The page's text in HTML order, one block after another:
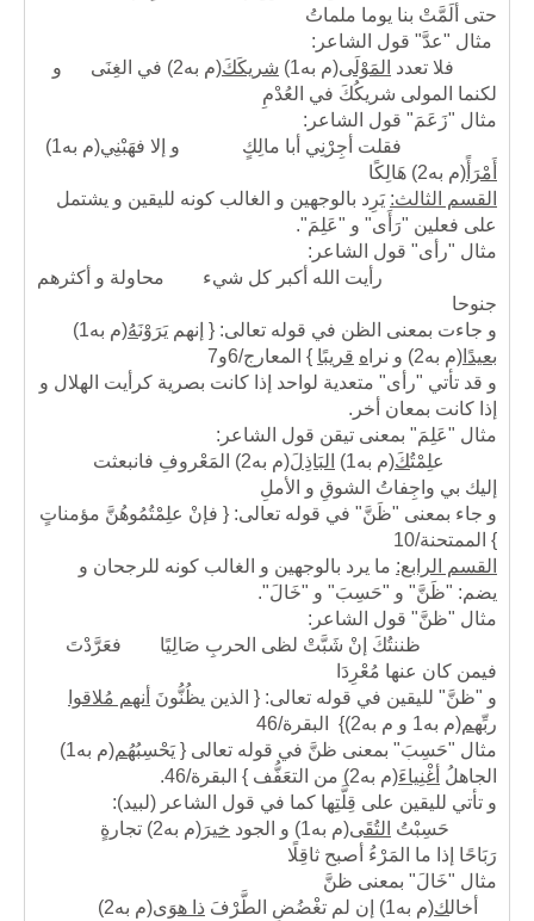
حتى ألَمَّتْ بنا يوما ملماتُ
مثال "عدَّ" قول الشاعر:
فلا تعدد المَوْلَى(م به1) شريكَكَ(م به2)
في الغِنَى و
لكنما المولى شريكُكَ في العُدْمِ
مثال "زَعَمَ" قول الشاعر:
فقلت أجِرْنِي أبا مالِكٍ و إلا فهَبْنِي(م به1)
أَمْرَأً (م به2)
هَالِكًا
القسم الثالث: يَرِد بالوجهين و الغالب كونه لليقين و يشتمل
على فعلين "رَأَى" و "عَلِمَ".
مثال "رأى" قول الشاعر:
رأيت الله أكبر كل شيء محاولة و أكثرهم
جنوحا
و جاءت بمعنى الظن في قوله تعالى: { إنهم يَرَوْنَهُ(م به1)
بعيدًا (م به2) و نرا ه قريبًا } المعارج/6و7
و قد تأتي "رأى" متعدية لواحد إذا كانت بصرية كرأيت الهلال و
إذا كانت بمعان أخر.
مثال "عَلِمَ" بمعنى تيقن قول الشاعر:
علِمْتُكَ(م به1) البَاذِلَ(م به2)
المَعْروفِ فانبعثت
إليك بي واجِفاتُ الشوقِ و الأملِ
و جاء بمعنى "ظَنَّ" في قوله تعالى: { فإنْ علِمْتُمُوهُنَّ مؤمناتٍ
} الممتحنة/10
القسم الرابع: ما يرد بالوجهين و الغالب كونه للرجحان و
يضم: "ظَنَّ" و "حَسِبَ" و "خَالَ".
مثال "ظنَّ" قول الشاعر:
ظننتُكَ إنْ شَبَّتْ لظى الحربِ صَالِيًا فعَرَّدْتَ
فيمن كان عنها مُعْرِدَا
و "ظنَّ" لليقين في قوله تعالى: { الذين يظُنُّونَ أنهم مُلاقوا
ربِّهم(م به1 و م به2)
} البقرة/46
مثال "حَسِبَ" بمعنى ظنَّ في قوله تعالى { يَحْسِبُهُم(م به1)
الجاهلُ أغْنِياءَ(م به2)
من التعَفُّف } البقرة/46.
و تأتي لليقين على قِلَّتِها كما في قول الشاعر (لبيد):
حَسِبْتُ التُقَى(م به1) و الجود خيرَ(م به2)
تجارةٍ
رَبَاحًا إذا ما المَرْءُ أصبح ثاقِلًا
مثال "خَالَ" بمعنى ظنَّ
أخالك(م به1) إن لم تغْضُضِ الطَّرْفَ ذا هوَى(م به2)